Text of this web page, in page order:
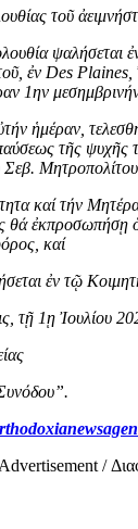
τοῦ
ψαλήσεται
ἐν Des
1ην
ἡμέραν,
τῆς ψυχῆς
Σεβ.
καί τήν
θά ἐκπροσωπήσῃ
καί
ἐν τῷ
τῇ 1ῃ Ἰουλίου
/